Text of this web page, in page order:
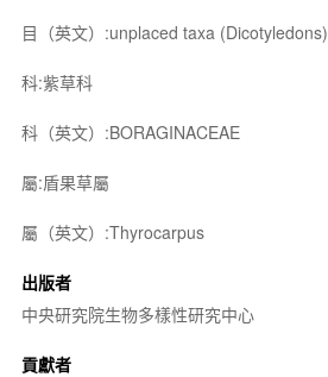
目（英文）:unplaced taxa (Dicotyledons)
科:紫草科
科（英文）:BORAGINACEAE
屬:盾果草屬
屬（英文）:Thyrocarpus
出版者
中央研究院生物多樣性研究中心
貢獻者